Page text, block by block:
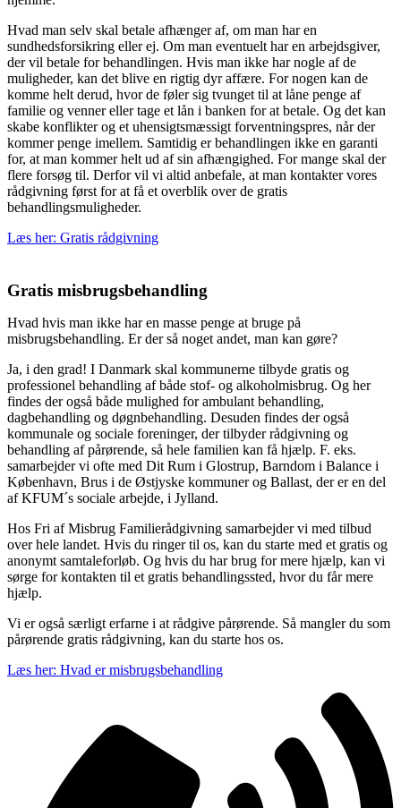
Hvad man selv skal betale afhænger af, om man har en
sundhedsforsikring eller ej. Om man eventuelt har en arbejdsgiver,
der vil betale for behandlingen. Hvis man ikke har nogle af de
muligheder, kan det blive en rigtig dyr affære. For nogen kan de
komme helt derud, hvor de føler sig tvunget til at låne penge af
familie og venner eller tage et lån i banken for at betale. Og det kan
skabe konflikter og et uhensigtsmæssigt forventningspres, når der
kommer penge imellem. Samtidig er behandlingen ikke en garanti
for, at man kommer helt ud af sin afhængighed. For mange skal der
flere forsøg til. Derfor vil vi altid anbefale, at man kontakter vores
rådgivning først for at få et overblik over de gratis
behandlingsmuligheder.
Læs her: Gratis rådgivning
Gratis misbrugsbehandling
Hvad hvis man ikke har en masse penge at bruge på
misbrugsbehandling. Er der så noget andet, man kan gøre?
Ja, i den grad! I Danmark skal kommunerne tilbyde gratis og
professionel behandling af både stof- og alkoholmisbrug. Og her
findes der også både mulighed for ambulant behandling,
dagbehandling og døgnbehandling. Desuden findes der også
kommunale og sociale foreninger, der tilbyder rådgivning og
behandling af pårørende, så hele familien kan få hjælp. F. eks.
samarbejder vi ofte med Dit Rum i Glostrup, Barndom i Balance i
København, Brus i de Østjyske kommuner og Ballast, der er en del
af KFUM´s sociale arbejde, i Jylland.
Hos Fri af Misbrug Familierådgivning samarbejder vi med tilbud
over hele landet. Hvis du ringer til os, kan du starte med et gratis og
anonymt samtaleforløb. Og hvis du har brug for mere hjælp, kan vi
sørge for kontakten til et gratis behandlingssted, hvor du får mere
hjælp.
Vi er også særligt erfarne i at rådgive pårørende. Så mangler du som
pårørende gratis rådgivning, kan du starte hos os.
Læs her: Hvad er misbrugsbehandling